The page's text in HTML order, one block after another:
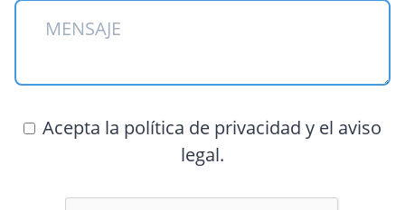
Acepta la política de privacidad y el aviso
legal.